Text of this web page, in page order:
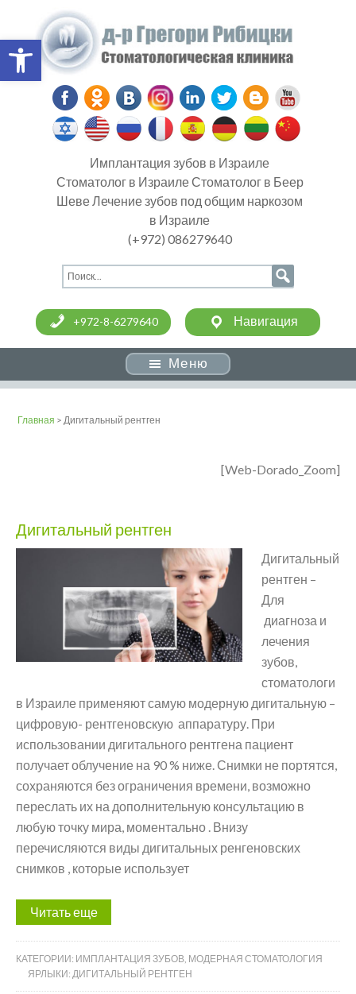
Open toolbar
Имплантация зубов в Израиле
Стоматолог в Израиле Стоматолог в Беер
Шеве Лечение зубов под общим наркозом
в Израиле
(+972) 086279640
+972-8-6279640 Навигация
Меню
Главная > Дигитальный рентген
[Web-Dorado_Zoom]
Дигитальный рентген
Дигитальный
рентген –
Для
диагноза и
лечения
зубов,
стоматологи
в Израиле применяют самую модерную дигитальную –
цифровую- рентгеновскую аппаратуру. При
использовании дигитального рентгена пациент
получает облучение на 90 % ниже. Снимки не портятся,
сохраняются без ограничения времени, возможно
переслать их на дополнительную консультацию в
любую точку мира, моментально . Внизу
перечисляются виды дигитальных ренгеновских
снимков , которые использует
Читать еще
КАТЕГОРИИ: ИМПЛАНТАЦИЯ ЗУБОВ, МОДЕРНАЯ СТОМАТОЛОГИЯ
ЯРЛЫКИ: ДИГИТАЛЬНЫЙ РЕНТГЕН